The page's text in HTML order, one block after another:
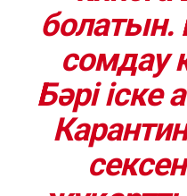
болатын.
сомдау
Бәрі іске